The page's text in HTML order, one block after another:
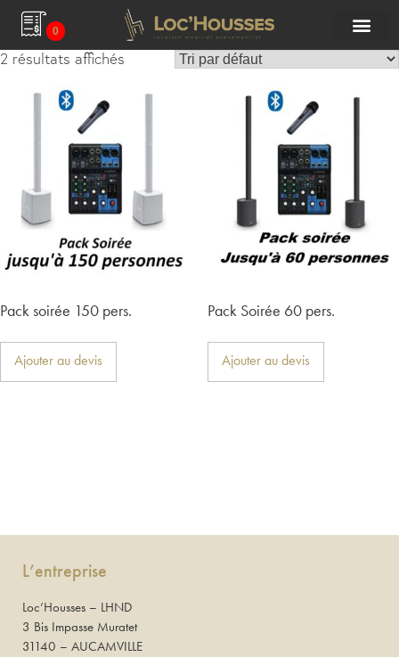
0
2 résultats affichés
Pack soirée 150 pers.
Ajouter au devis
Pack Soirée 60 pers.
Ajouter au devis
L’entreprise
Loc’Housses – LHND
3 Bis Impasse Muratet
31140 – AUCAMVILLE